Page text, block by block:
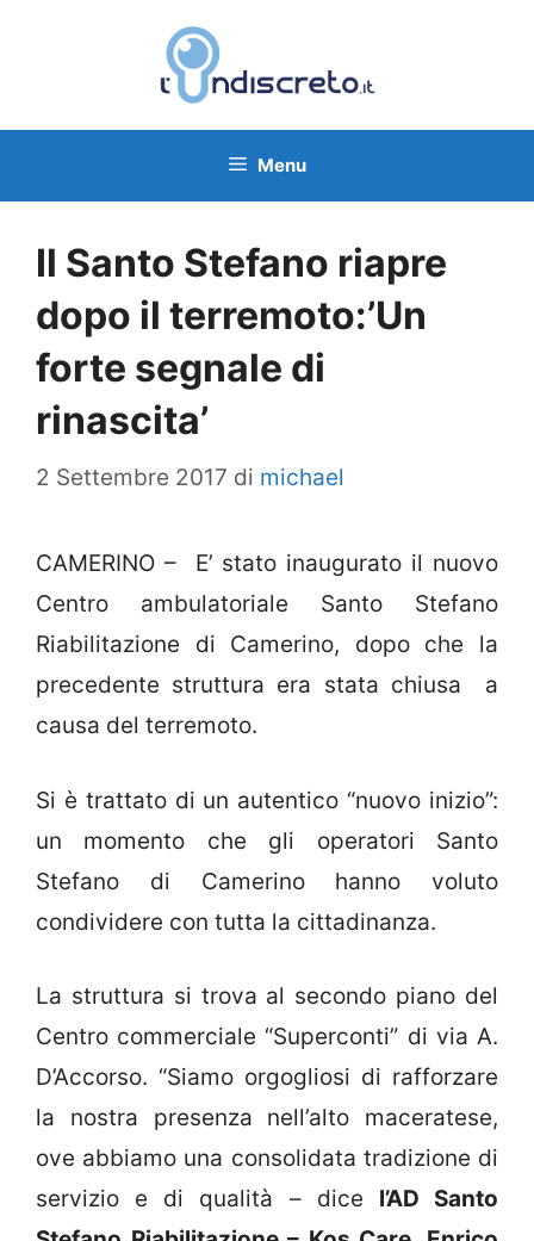
Menu
Il Santo Stefano riapre
dopo il terremoto:’Un
forte segnale di
rinascita’
2 Settembre 2017 di michael
CAMERINO – E’ stato inaugurato il nuovo
Centro ambulatoriale Santo Stefano
Riabilitazione di Camerino, dopo che la
precedente struttura era stata chiusa a
causa del terremoto.
Si è trattato di un autentico “nuovo inizio”:
un momento che gli operatori Santo
Stefano di Camerino hanno voluto
condividere con tutta la cittadinanza.
La struttura si trova al secondo piano del
Centro commerciale “Superconti” di via A.
D’Accorso. “Siamo orgogliosi di rafforzare
la nostra presenza nell’alto maceratese,
ove abbiamo una consolidata tradizione di
servizio e di qualità – dice l’AD Santo